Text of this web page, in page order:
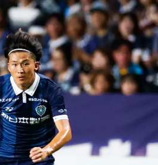
2
広島